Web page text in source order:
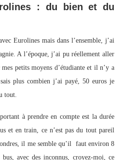
: du bien et du
Eurolines mais dans l’ensemble, j’ai
A l’époque, j’ai pu réellement aller
petits moyens d’étudiante et il n’y a
plus combien j’ai payé, 50 euros je
tout.
à prendre en compte est la durée
et en train, ce n’est pas du tout pareil
il me semble qu’il faut environ 8
avec des inconnus, croyez-moi, ce